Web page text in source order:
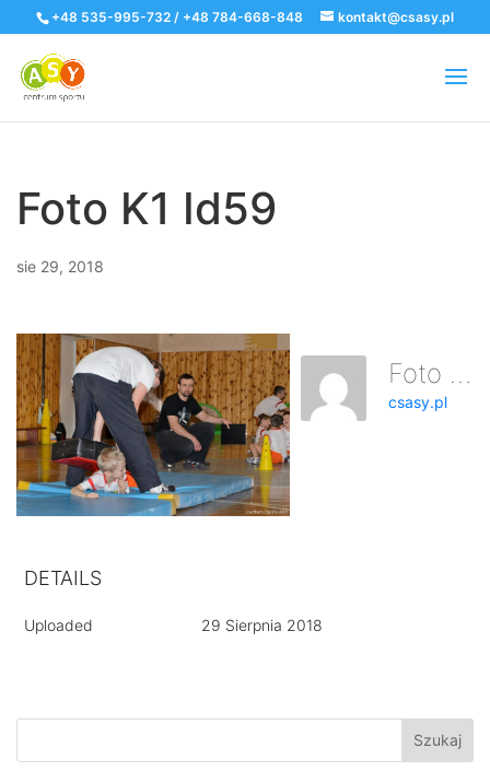
+48 535-995-732 / +48 784-668-848 kontakt@csasy.pl
Foto K1 Id59
sie 29, 2018
Foto K1 Id59
csasy.pl
DETAILS
Uploaded 29 Sierpnia 2018